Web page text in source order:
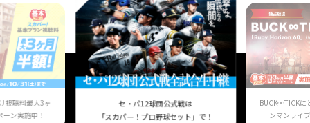
視聴料最大3ヶ
ン実施中！
セ・パ12球団公式戦は
「スカパー！プロ野球セット」で！
BUCK∞TICKに
ンマンライ